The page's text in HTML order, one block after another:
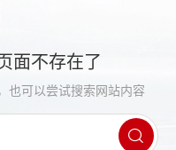
面不存在了
也可以尝试搜索网站内容